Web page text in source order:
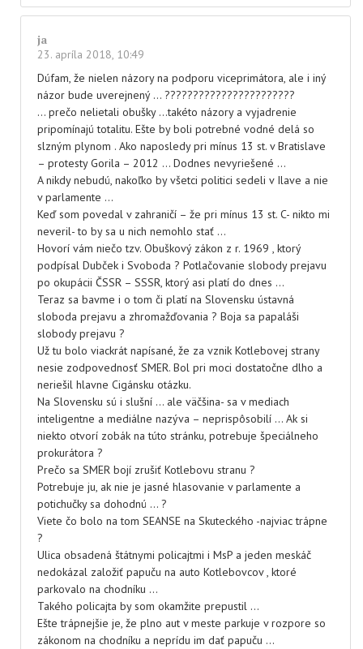
ja
23. apríla 2018, 10:49
Dúfam, že nielen názory na podporu viceprimátora, ale i iný
názor bude uverejnený … ???????????????????????
… prečo nelietali obušky …takéto názory a vyjadrenie
pripomínajú totalitu. Ešte by boli potrebné vodné delá so
slzným plynom . Ako naposledy pri mínus 13 st. v Bratislave
– protesty Gorila – 2012 … Dodnes nevyriešené …
A nikdy nebudú, nakoľko by všetci politici sedeli v Ilave a nie
v parlamente …
Keď som povedal v zahraničí – že pri mínus 13 st. C- nikto mi
neveril- to by sa u nich nemohlo stať …
Hovorí vám niečo tzv. Obuškový zákon z r. 1969 , ktorý
podpísal Dubček i Svoboda ? Potlačovanie slobody prejavu
po okupácii ČSSR – SSSR, ktorý asi platí do dnes …
Teraz sa bavme i o tom či platí na Slovensku ústavná
sloboda prejavu a zhromažďovania ? Boja sa papaláši
slobody prejavu ?
Už tu bolo viackrát napísané, že za vznik Kotlebovej strany
nesie zodpovednosť SMER. Bol pri moci dostatočne dlho a
neriešil hlavne Cigánsku otázku.
Na Slovensku sú i slušní … ale väčšina- sa v mediach
inteligentne a mediálne nazýva – neprispôsobilí … Ak si
niekto otvorí zobák na túto stránku, potrebuje špeciálneho
prokurátora ?
Prečo sa SMER bojí zrušiť Kotlebovu stranu ?
Potrebuje ju, ak nie je jasné hlasovanie v parlamente a
potichučky sa dohodnú … ?
Viete čo bolo na tom SEANSE na Skuteckého -najviac trápne
?
Ulica obsadená štátnymi policajtmi i MsP a jeden meskáč
nedokázal založiť papuču na auto Kotlebovcov , ktoré
parkovalo na chodníku …
Takého policajta by som okamžite prepustil …
Ešte trápnejšie je, že plno aut v meste parkuje v rozpore so
zákonom na chodníku a neprídu im dať papuču …